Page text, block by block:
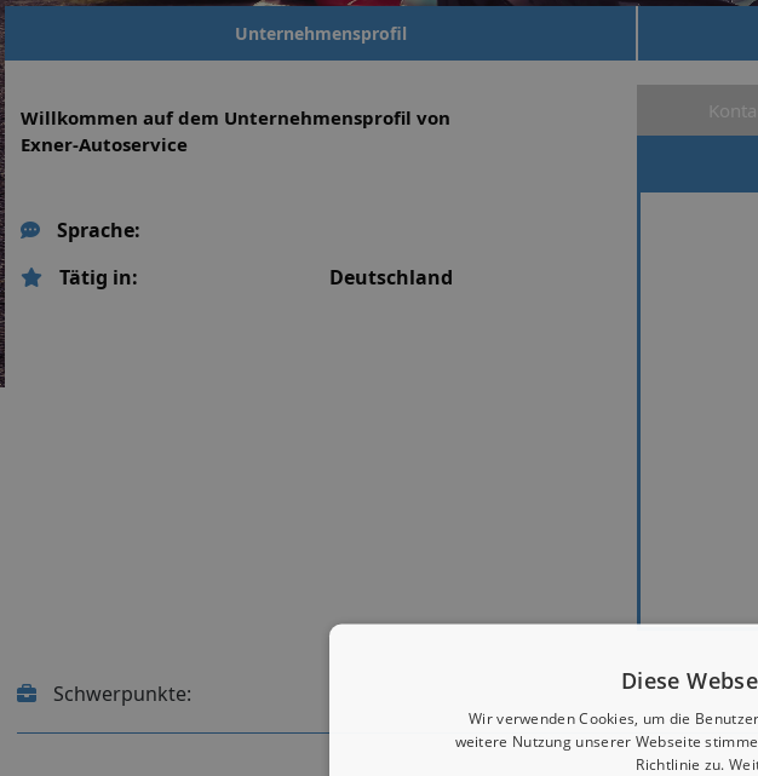
Unternehmensprofil
Willkommen auf dem Unternehmensprofil von
Exner-Autoservice
Sprache:
Tätig in:
Deutschland
Schwerpunkte: Diese
Wir verwenden Cookies, um die
weitere Nutzung unserer Webseite
Richtlinie zu.